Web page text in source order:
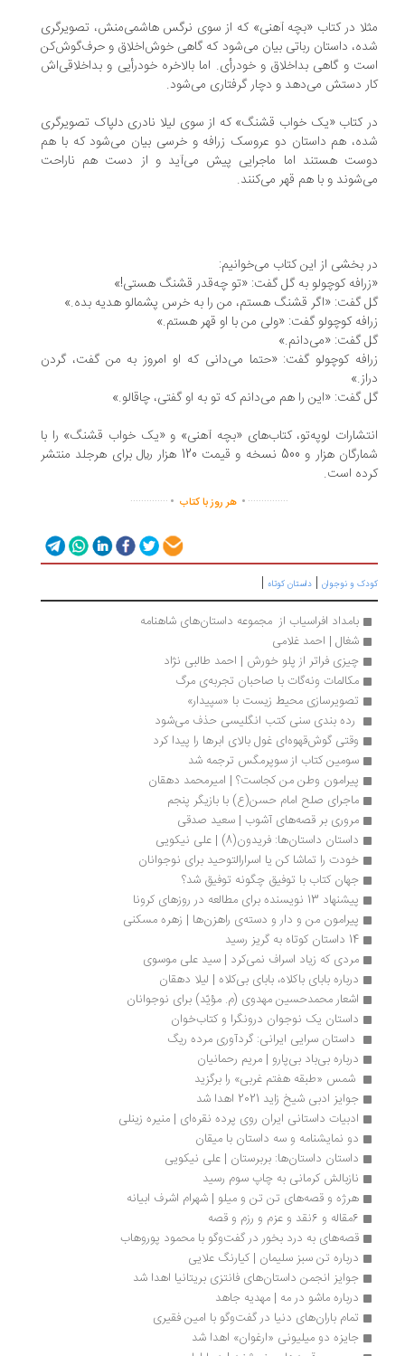
مثلا در کتاب «بچه‌ آهنی» که از سوی نرگس هاشمی‌منش، تصویرگری
شده، داستان رباتی بیان می‌شود که گاهی خوش‌اخلاق و حرف‌گوش‌کن
است و گاهی بداخلاق و خودرأی. اما بالاخره خودرأیی و بداخلاقی‌اش
کار دستش می‌دهد و دچار گرفتاری می‌شود.
در کتاب «یک خواب قشنگ» که از سوی لیلا نادری دلپاک تصویرگری
شده، هم داستان دو عروسک زرافه و خرسی بیان می‌شود که با هم
دوست هستند اما ماجرایی پیش می‌آید و از دست هم ناراحت
می‌شوند و با هم قهر می‌کنند.
در بخشی از این کتاب می‌خوانیم:
«زرافه کوچولو به گل گفت: «تو چه‌قدر قشنگ هستی!»
گل گفت: «اگر قشنگ هستم، من را به خرس پشمالو هدیه بده.»
زرافه کوچولو گفت: «ولی من با او قهر هستم.»
گل گفت: «می‌دانم.»
زرافه کوچولو گفت: «حتما می‌دانی که او امروز به من گفت، گردن
دراز.»
گل گفت: «این را هم می‌دانم که تو به او گفتی، چاقالو.»
انتشارات لوپه‌تو، کتاب‌های «بچه آهنی» و «یک خواب قشنگ» را با
شمارگان هزار و 500 نسخه و قیمت 120 هزار ریال برای هرجلد منتشر
کرده است.
...............
. هر روز با کتاب .
..............
کودک و نوجوان | داستان کوتاه |
بامداد افراسیاب از  مجموعه داستان‌های شاهنامه
شغال | احمد غلامی
چیزی فراتر از پلو خورش | احمد طالبی نژاد
مکالمات ونه‌گات با صاحبان تجربه‌ی مرگ
تصویرسازی محیط زیست با «سپیدار»
رده بندی سنی کتب انگلیسی حذف می‌شود
وقتی گوش‌قهوه‌ای غول بالای ابرها را پیدا کرد
سومین کتاب از سوپرمگس ترجمه شد
پیرامون وطن من کجاست؟ | امیرمحمد دهقان
ماجرای صلح امام حسن(ع) با بازیگر پنجم
مروری بر قصه‌های آشوب | سعید صدقی
داستان داستان‌ها: فریدون(8) | علی نیکویی
خودت را تماشا کن یا اسرارالتوحید برای نوجوانان
جهان کتاب با توفیق چگونه توفیق شد؟
پیشنهاد 13 نویسنده برای مطالعه در روزهای کرونا
پیرامون من و دار و دسته‌ی راهزن‌ها | زهره مسکنی
14 داستان کوتاه به گریز رسید
مردی که زیاد اسراف نمی‌کرد | سید علی موسوی
درباره بابای باکلاه، بابای بی‌کلاه | لیلا دهقان
اشعار محمدحسین‌ مهدوی (م. مؤیّد) برای نوجوانان
داستان یک نوجوان درونگرا و کتاب‌خوان
داستان سرایی ایرانی: گردآوری مرده ریگ
درباره بی‌باد بی‌پارو | مریم رحمانیان
شمس «طبقه هفتم غربی» را برگزید
جوایز ادبی شیخ زاید 2021 اهدا شد
ادبیات داستانی ایران روی پرده نقره‌ای | منیره زینلی
دو نمایشنامه و سه داستان با میقان
داستان داستان‌ها: بربرستان | علی نیکویی
نازبالش کرمانی به چاپ سوم رسید
هرژه و قصه‌های تن تن و میلو | شهرام اشرف ابیانه
6مقاله و 6نقد و عزم و رزم و قصه
قصه‌های به‌ درد بخور در گفت‌وگو با محمود پوروهاب
درباره تن سبز سلیمان | کیارنگ علایی
جوایز انجمن داستان‌های فانتزی بریتانیا اهدا شد
درباره ماشو در مه | مهدیه جاهد
تمام باران‌های دنیا در گفت‌وگو با امین فقیری
جایزه دو میلیونی «ارغوان» اهدا شد